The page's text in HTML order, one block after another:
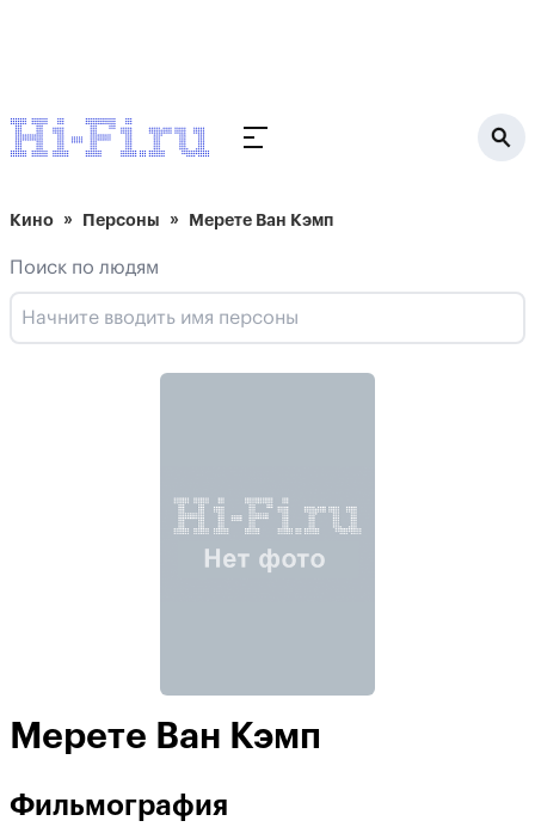
Кино Персоны Мерете Ван Кэмп
Поиск по людям
Мерете Ван Кэмп
Фильмография